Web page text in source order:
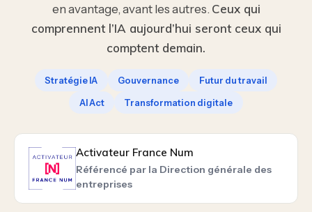
en avantage, avant les autres. Ceux qui
comprennent l’IA aujourd’hui seront ceux qui
comptent demain.
Stratégie IA Gouvernance Futur du travail
AI Act Transformation digitale
Activateur France Num
Référencé par la Direction générale des
entreprises